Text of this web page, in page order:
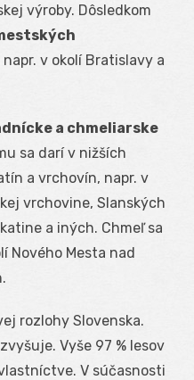
výroby. Dôsledkom
napr. v okolí Bratislavy a
a chmeliarske
sa darí v nižších
a vrchovín, napr. v
vrchovine, Slanských
a iných. Chmeľ sa
Nového Mesta nad
rozlohy Slovenska.
Vyše 97 % lesov
V súčasnosti